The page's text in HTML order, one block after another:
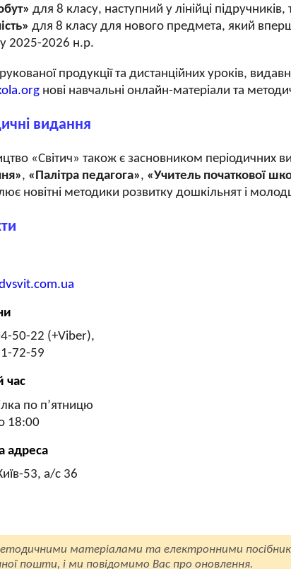
для 8 класу, наступний у лінійці
для 8 класу для нового предмета, який
у2025-2026 н.р.
продукції та дистанційних уроків,
нові навчальні онлайн-матеріали та
видання
«Світич» також є засновником періодичних
, «Палітра педагога», «Учитель початкової
новітні методики розвитку дошкільнят і
50-22 (+Viber),
72-59
час
по п’ятницю
18:00
адреса
53, а/с 36
матеріалами та електронними
пошти, і ми повідомимо Вас про оновлення.